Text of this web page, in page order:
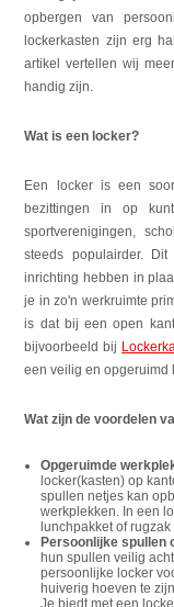
opbergen van
lockerkasten zijn erg
artikel vertellen wij
handig zijn.
Wat is een locker?
Een locker is een
bezittingen in op
sportverenigingen,
steeds populairder.
inrichting hebben in
je in zo'n werkruimte
is dat bij een open
bijvoorbeeld bij
een veilig en opgeruimd
Wat zijn de voordelen
Opgeruimde
locker(kasten) op
spullen netjes kan
werkplekken. In een
lunchpakket of rugzak
Persoonlijke spullen
hun spullen veilig
persoonlijke locker
huiverig hoeven te
Je biedt met een